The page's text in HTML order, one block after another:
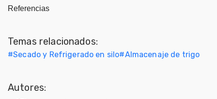
Referencias
Temas relacionados:
#Secado y Refrigerado en silo#Almacenaje de trigo
Autores: